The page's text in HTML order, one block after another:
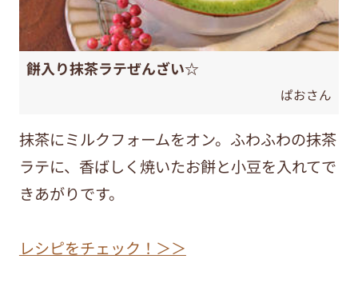
餅入り抹茶ラテぜんざい☆
ぱおさん
抹茶にミルクフォームをオン。ふわふわの抹茶
ラテに、香ばしく焼いたお餅と小豆を入れてで
きあがりです。
レシピをチェック！＞＞